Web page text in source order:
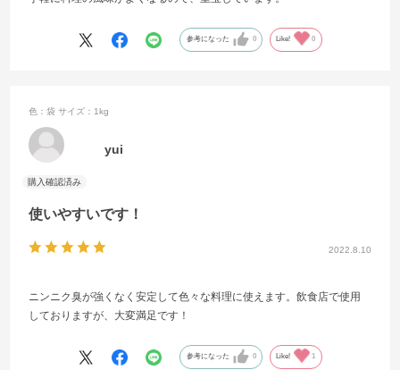
参考になった 0 Like! 0
2022.8.10
使いやすいです！
色：袋 サイズ：1kg
yui
ニンニク臭が強くなく安定して色々な料理に使えます。飲食店で使用
しておりますが、大変満足です！
参考になった 0 Like! 1